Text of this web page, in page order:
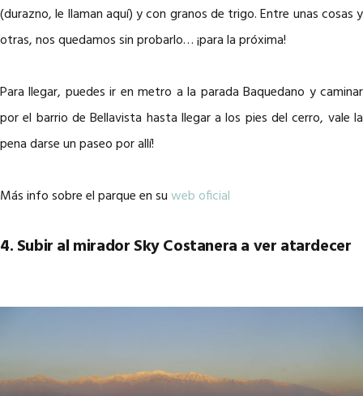
(durazno, le llaman aquí) y con granos de trigo. Entre unas cosas y
otras, nos quedamos sin probarlo… ¡para la próxima!
Para llegar, puedes ir en metro a la parada Baquedano y caminar
por el barrio de Bellavista hasta llegar a los pies del cerro, vale la
pena darse un paseo por allí!
Más info sobre el parque en suweb oficial
4. Subir al mirador Sky Costanera a ver atardecer